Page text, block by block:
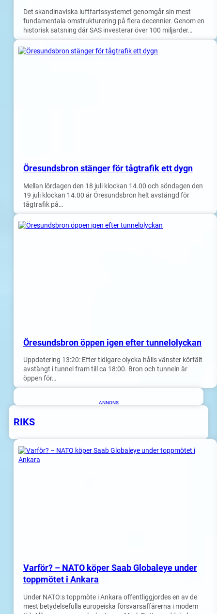
Det skandinaviska luftfartssystemet genomgår sin mest
fundamentala omstrukturering på flera decennier. Genom en
historisk satsning där SAS investerar över 100 miljarder…
Öresundsbron stänger för tågtrafik ett dygn
Mellan lördagen den 18 juli klockan 14.00 och söndagen den
19 juli klockan 14.00 är Öresundsbron helt avstängd för
tågtrafik på…
Öresundsbron öppen igen efter tunnelolyckan
Uppdatering 13:20: Efter tidigare olycka hålls vänster körfält
avstängt i tunnel fram till ca 18:00. Bron och tunneln är
öppen för…
ANNONS
RIKS
Varför? – NATO köper Saab Globaleye under
toppmötet i Ankara
Under NATO:s toppmöte i Ankara offentliggjordes en av de
mest betydelsefulla europeiska försvarsaffärerna i modern